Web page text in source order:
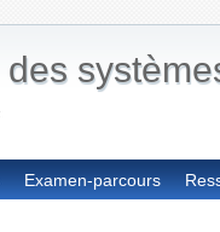
Examen-parcours